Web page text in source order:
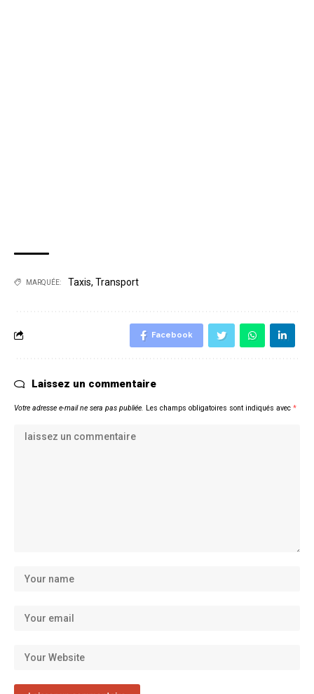
MARQUÉE: Taxis, Transport
Facebook
Laissez un commentaire
Votre adresse e-mail ne sera pas publiée. Les champs obligatoires sont indiqués avec *